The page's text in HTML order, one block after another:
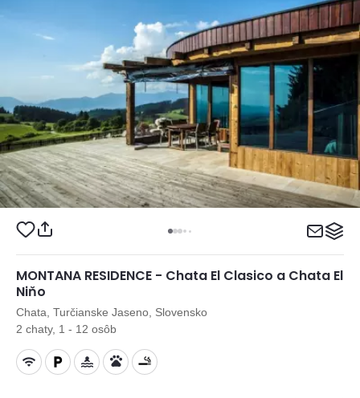
MONTANA RESIDENCE - Chata El Clasico a Chata El
Niňo
Chata, Turčianske Jaseno, Slovensko
2 chaty, 1 - 12 osôb